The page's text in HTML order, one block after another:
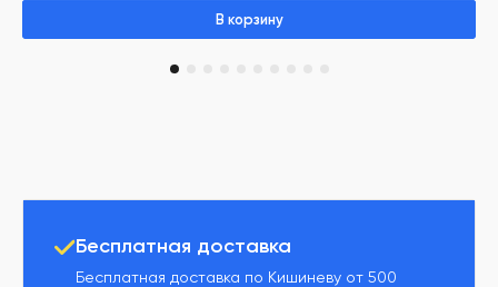
В корзину
4
Бесплатная доставка
Бесплатная доставка по Кишиневу от 500